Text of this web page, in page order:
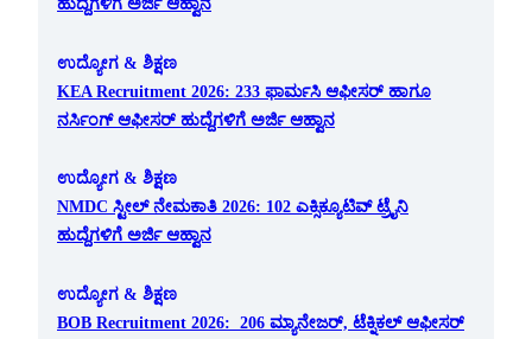
ಉದ್ಯೋಗ & ಶಿಕ್ಷಣ
KEA Recruitment 2026: 233 ಫಾರ್ಮಸಿ ಆಫೀಸರ್ ಹಾಗೂ
ನರ್ಸಿಂಗ್ ಆಫೀಸರ್ ಹುದ್ದೆಗಳಿಗೆ ಅರ್ಜಿ ಆಹ್ವಾನ
ಉದ್ಯೋಗ & ಶಿಕ್ಷಣ
NMDC ಸ್ಟೀಲ್ ನೇಮಕಾತಿ 2026: 102 ಎಕ್ಸಿಕ್ಯೂಟಿವ್ ಟ್ರೈನಿ
ಹುದ್ದೆಗಳಿಗೆ ಅರ್ಜಿ ಆಹ್ವಾನ
ಉದ್ಯೋಗ & ಶಿಕ್ಷಣ
BOB Recruitment 2026: 206 ಮ್ಯಾನೇಜರ್, ಟೆಕ್ನಿಕಲ್ ಆಫೀಸರ್